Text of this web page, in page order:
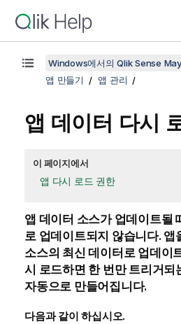
Windows에서의 Qlik Sense
앱 만들기
앱 관리
앱 데이터 다시
이 페이지에서
앱 다시 로드 권한
앱 데이터 소스가 업데이트될
로 업데이트되지 않습니다. 앱
소스의 최신 데이터로 업데이
시 로드하면 한 번만 트리거되
자동으로 만들어집니다.
다음과 같이 하십시오.